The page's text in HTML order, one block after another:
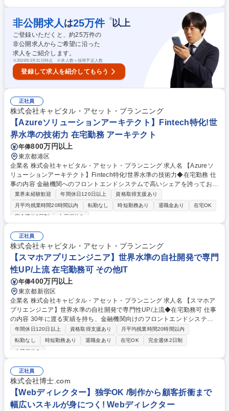
ティング■RPA/VBA/ETLツール等を利用した業務の自動化支援■ペーパー
レス化、税務領域における生成AI導入支援など【制度対応コンサルティン
グ業務】■Public CbCRや各国での会計・税務情報開示に向けた対応支援■
国籍企業に向けた税制（Pillar 2 (GloBEルール)等）の対応に向けた業務設
計、システム導入とその運用支援など 募集職種 [東京]税務DX/BPRコンサ
ルタント(アソシエイト～シニアマネジャー)
非公開求人 は25万件 ※以上
ご登録いただくと、約25万件の
非公開求人からご希望に沿った
求人をご紹介します。
※2026年3月31日時点 ※求人数＝採用予定人数
登録して求人を紹介してもらう
正社員
株式会社キャピタル・アセット・プランニング
【Azureソリューションアーキテクト】Fintech特化!世
界水準の技術力 在宅勤務 アーキテクト
年俸800万円以上
東京都港区
企業名 株式会社キャピタル・アセット・プランニング 求人名 【Azureソ
リューションアーキテクト】Fintech特化!世界水準の技術力◆在宅勤務 仕
事の内容 金融機関へのフロントエンドシステムで高いシェアを誇っており
ます。金融機関向けに、AWS･Azureなどのクラウドサービスのコンサル
ティング（提案）から構築・設計までを一貫して行っていただきます。 ◎
また、場合によってはクライアントのニーズに合わせて0からプロジェク
す。 【具体的な業務内容】■AWSやAzureなどのクラウドを駆使して、自
社および金融機関向けクラウドサービスの基盤設計から環境構築 ■上記に
関連した顧客への提案・コンサルティング業務 募集職種 【Azureソリュー
ションアーキテクト】Fintech特化!世界水準の技術力◆在宅勤務
業界未経験歓迎 年間休日120日以上
資格取得支援あり
月平均残業時間20時間以内
転勤なし 時短勤務あり 退職金あり
在宅OK
完全週休2日制
土日祝休み
正社員
株式会社キャピタル・アセット・プランニング
【スマホアプリエンジニア】世界水準の自社開発で専門
性UP/上流 在宅勤務可 その他IT
年俸400万円以上
東京都新宿区
企業名 株式会社キャピタル・アセット・プランニング 求人名 【スマホア
プリエンジニア】世界水準の自社開発で専門性UP/上流◆在宅勤務可 仕事
の内容 30年に渡る実績を持ち、金融機関向けのフロントエンドシステム
で高いシェアを誇ります。投資信託販売支援・保険設計システムなどの、
要件定義から運用までの、スマホアプリ開発をお任せします。 ■現在約30
社以上の金融機関との取引があり、年間約300プロジェクト受注していま
発して頂きます。 ■PM・ITコンサルタント・テクニカルリードエンジニア
等、社員の志向性に応じてキャリアを設定します。 募集職種 【スマホア
プリエンジニア】世界水準の自社開発で専門性UP/上流◆在宅勤務可
年間休日120日以上 資格取得支援あり
月平均残業時間20時間以内
転勤なし
時短勤務あり 退職金あり 在宅OK
完全週休2日制
土日祝休み
正社員
株式会社博士.com
【Webディレクター】独学OK /制作から顧客折衝まで
幅広いスキルが身につく! Webディレクター